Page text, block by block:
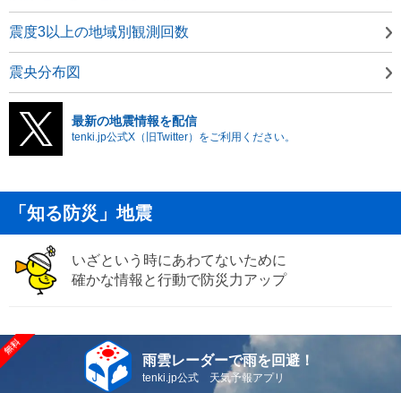
震度3以上の地域別観測回数
震央分布図
最新の地震情報を配信
tenki.jp公式X（旧Twitter）をご利用ください。
「知る防災」地震
いざという時にあわてないために
確かな情報と行動で防災力アップ
雨雲レーダーで雨を回避！
tenki.jp公式 天気予報アプリ